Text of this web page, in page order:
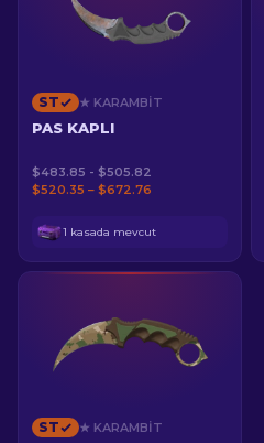
ST ★ KARAMBIT
PAS KAPLI
$483.85 - $505.82
$520.35 – $672.76
1 kasada mevcut
ST ★ KARAMBIT